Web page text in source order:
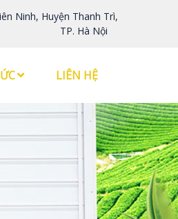
Ninh, Huyện Thanh Trì,
TP. Hà Nội
LIÊN HỆ